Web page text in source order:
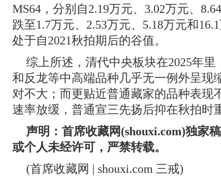
MS64，分别自2.19万元、3.02万元、
跌至1.7万元、2.53万元、5.18万元和
处于自2021秋拍期后的谷值。
综上所述，清代中央板块在2025年
和反龙等中高端品种几乎无一例外呈现
对不大；而更贴近普通藏家的品种表现
速率放缓，普通宣三先扬后抑在秋拍时
声明：首席收藏网(shouxi.com)独家
或个人未经许可，严禁转载。
(首席收藏网 | shouxi.com 三戒)